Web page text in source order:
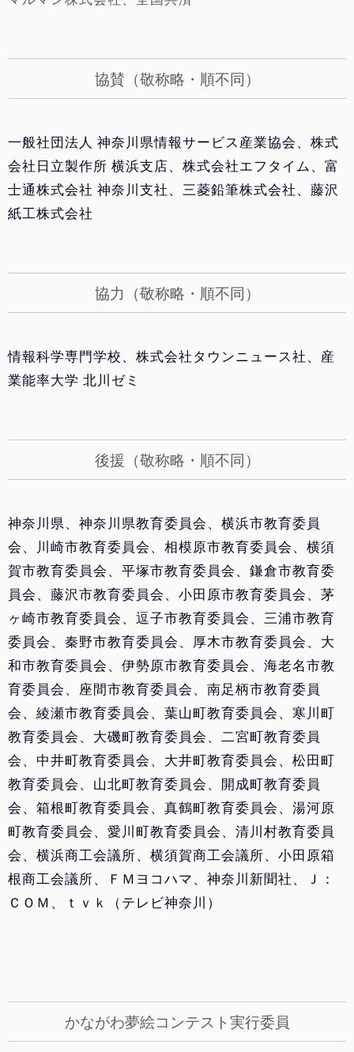
協賛（敬称略・順不同）
一般社団法人 神奈川県情報サービス産業協会、株式
会社日立製作所 横浜支店、株式会社エフタイム、富
士通株式会社 神奈川支社、三菱鉛筆株式会社、藤沢
紙工株式会社
協力（敬称略・順不同）
情報科学専門学校、株式会社タウンニュース社、産
業能率大学 北川ゼミ
後援（敬称略・順不同）
神奈川県、神奈川県教育委員会、横浜市教育委員
会、川崎市教育委員会、相模原市教育委員会、横須
賀市教育委員会、平塚市教育委員会、鎌倉市教育委
員会、藤沢市教育委員会、小田原市教育委員会、茅
ヶ崎市教育委員会、逗子市教育委員会、三浦市教育
委員会、秦野市教育委員会、厚木市教育委員会、大
和市教育委員会、伊勢原市教育委員会、海老名市教
育委員会、座間市教育委員会、南足柄市教育委員
会、綾瀬市教育委員会、葉山町教育委員会、寒川町
教育委員会、大磯町教育委員会、二宮町教育委員
会、中井町教育委員会、大井町教育委員会、松田町
教育委員会、山北町教育委員会、開成町教育委員
会、箱根町教育委員会、真鶴町教育委員会、湯河原
町教育委員会、愛川町教育委員会、清川村教育委員
会、横浜商工会議所、横須賀商工会議所、小田原箱
根商工会議所、ＦＭヨコハマ、神奈川新聞社、Ｊ：
ＣＯＭ、ｔｖｋ（テレビ神奈川）
かながわ夢絵コンテスト実行委員